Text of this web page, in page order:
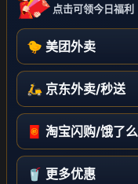
点击可领今日福利
🐤 美团外卖
🛵 京东外卖/秒送
🧧 淘宝闪购/饿了么
🥤 更多优惠